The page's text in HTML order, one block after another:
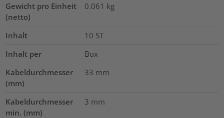
Gewicht pro Einheit
(netto)
0.061 kg
Inhalt 10 ST
Inhalt per
Box
Kabeldurchmesser
(mm)
33 mm
Kabeldurchmesser
min. (mm)
3 mm